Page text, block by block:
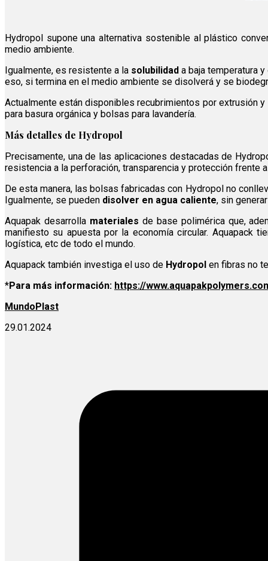
Hydropol supone una alternativa sostenible al plástico
medio ambiente.
Igualmente, es resistente a la solubilidad a baja temperatura
eso, si termina en el medio ambiente se disolverá y se
Actualmente están disponibles recubrimientos por extrusión
para basura orgánica y bolsas para lavandería.
Más detalles de Hydropol
Precisamente, una de las aplicaciones destacadas de
resistencia a la perforación, transparencia y protección frente
De esta manera, las bolsas fabricadas con Hydropol no
Igualmente, se pueden disolver en agua caliente, sin
Aquapak desarrolla materiales de base polimérica que,
manifiesto su apuesta por la economía circular. Aquapack
logística, etc de todo el mundo.
Aquapack también investiga el uso de Hydropol en fibras no
*Para más información: https://
MundoPlast
29.01.2024